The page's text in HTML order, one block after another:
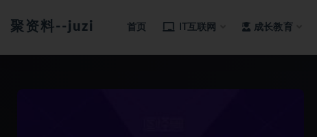
聚资料--juziliao.com--全网资料整合平台
首页 IT互联网 成长教育